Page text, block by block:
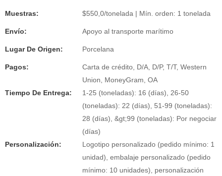
Muestras: $550,0/tonelada | Mín. orden: 1 tonelada
Envío: Apoyo al transporte marítimo
Lugar De Origen: Porcelana
Pagos:
Carta de crédito, D/A, D/P, T/T, Western
Union, MoneyGram, OA
Tiempo De Entrega:
1-25 (toneladas): 16 (días), 26-50
(toneladas): 22 (días), 51-99 (toneladas):
28 (días), &gt;99 (toneladas): Por negociar
(días)
Personalización:
Logotipo personalizado (pedido mínimo: 1
unidad), embalaje personalizado (pedido
mínimo: 10 unidades), personalización